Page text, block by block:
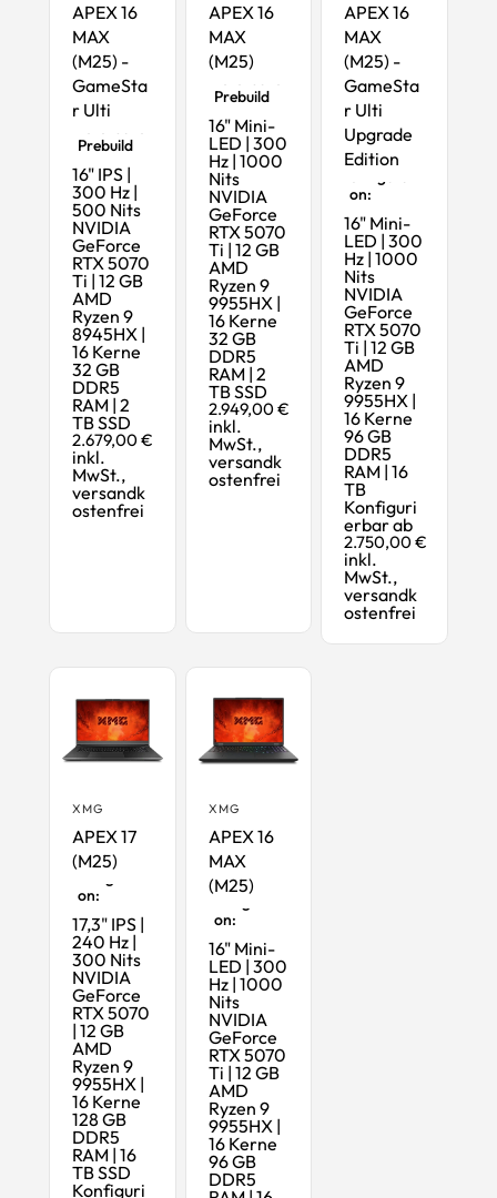
APEX 16
MAX
(M25) -
GameSta
r Ulti
Schnell
Prebuild
16" IPS |
300 Hz |
500 Nits
NVIDIA
GeForce
RTX 5070
Ti | 12 GB
AMD
Ryzen 9
8945HX |
16 Kerne
32 GB
DDR5
RAM | 2
TB SSD
2.679,00 €
inkl.
MwSt.,
versandk
ostenfrei
APEX 16
MAX
(M25)
Schnell
Prebuild
16" Mini-
LED | 300
Hz | 1000
Nits
NVIDIA
GeForce
RTX 5070
Ti | 12 GB
AMD
Ryzen 9
9955HX |
16 Kerne
32 GB
DDR5
RAM | 2
TB SSD
2.949,00 €
inkl.
MwSt.,
versandk
ostenfrei
APEX 16
MAX
(M25) -
GameSta
r Ulti
Upgrade
Edition
Maximalk
on:
16" Mini-
LED | 300
Hz | 1000
Nits
NVIDIA
GeForce
RTX 5070
Ti | 12 GB
AMD
Ryzen 9
9955HX |
16 Kerne
96 GB
DDR5
RAM | 16
TB
Konfiguri
erbar ab
2.750,00 €
inkl.
MwSt.,
versandk
ostenfrei
XMG
APEX 17
(M25)
Maximalk
on:
17,3" IPS |
240 Hz |
300 Nits
NVIDIA
GeForce
RTX 5070
| 12 GB
AMD
Ryzen 9
9955HX |
16 Kerne
128 GB
DDR5
RAM | 16
TB SSD
Konfiguri
XMG
APEX 16
MAX
(M25)
Maximalk
on:
16" Mini-
LED | 300
Hz | 1000
Nits
NVIDIA
GeForce
RTX 5070
Ti | 12 GB
AMD
Ryzen 9
9955HX |
16 Kerne
96 GB
DDR5